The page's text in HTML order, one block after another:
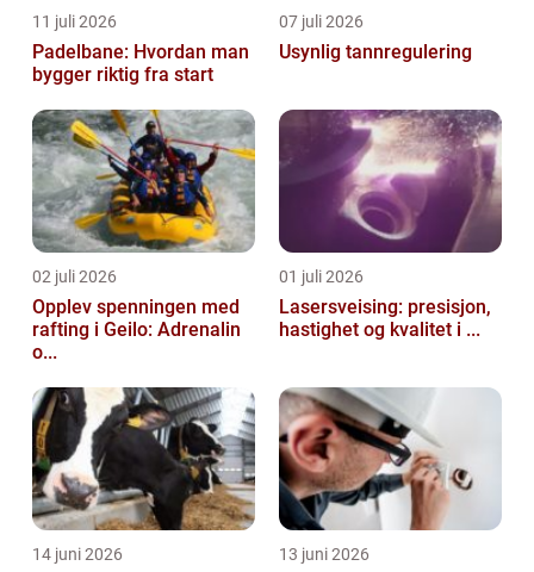
11 juli 2026
Padelbane: Hvordan man
bygger riktig fra start
07 juli 2026
Usynlig tannregulering
02 juli 2026
Opplev spenningen med
rafting i Geilo: Adrenalin
o...
01 juli 2026
Lasersveising: presisjon,
hastighet og kvalitet i ...
14 juni 2026 13 juni 2026